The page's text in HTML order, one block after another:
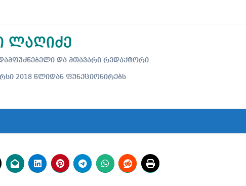
ლაღიძე
დამფუძნებელი და მთავარი რედაქტორი.
2018 წლიდან ფუნქციონირებს